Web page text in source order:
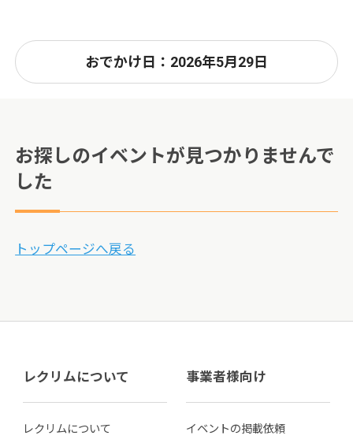
おでかけ日：2026年5月29日
お探しのイベントが見つかりませんで
した
トップページへ戻る
レクリムについて
レクリムについて
事業者様向け
イベントの掲載依頼